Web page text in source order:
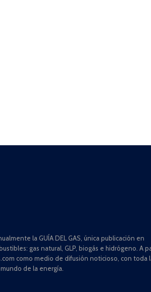
la GUÍA DEL GAS, única publicación en
gas natural, GLP, biogás e hidrógeno. A
como medio de difusión noticioso, con toda
de la energía.